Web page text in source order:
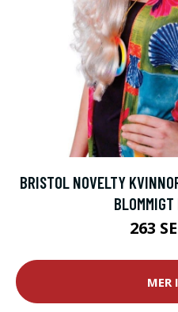
BRISTOL NOVELTY
263
MER